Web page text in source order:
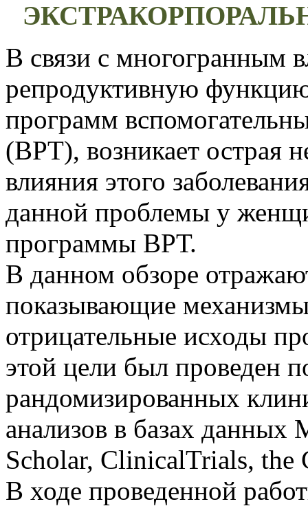
В связи с многогранным
репродуктивную
программ
(ВРТ), возникает острая
влияния этого
данной проблемы у
программы ВРТ.
В данном обзоре
показывающие
отрицательные исходы
этой цели был проведен
рандомизированных
анализов в базах
Scholar, ClinicalTrials, the
В ходе проведенной